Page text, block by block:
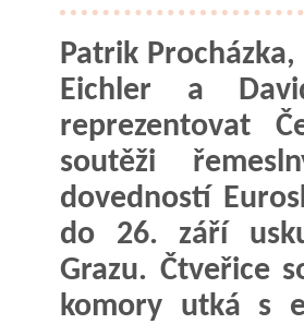
Patrik Procházka,
Eichler a
reprezentovat
soutěži
dovedností
do 26. září
Grazu. Čtveřice
komory utká s